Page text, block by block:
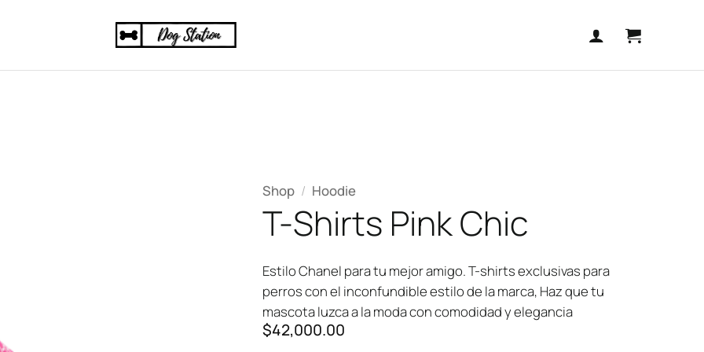
Shop / Hoodie
T-Shirts Pink Chic
Estilo Chanel para tu mejor amigo. T-shirts exclusivas para
perros con el inconfundible estilo de la marca, Haz que tu
mascota luzca a la moda con comodidad y elegancia
$42,000.00